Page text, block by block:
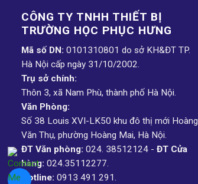
CÔNG TY TNHH THIẾT BỊ
TRƯỜNG HỌC PHỤC H­ƯNG
Mã số DN: 0101310801 do sở KH&ĐT TP.
Hà Nội cấp ngày 31/10/2002.
Trụ sở chính:
Thôn 3, xã Nam Phù, thành phố Hà Nội.
Văn Phòng:
Số 38 Louis XVI-LK50 khu đô thị mới Hoàng
Văn Thụ, phường Hoàng Mai, Hà Nội.
ĐT Văn phòng: 024. 38512124 - ĐT Cửa
hàng: 024.35112277.
Hotline: 0913 491 291.